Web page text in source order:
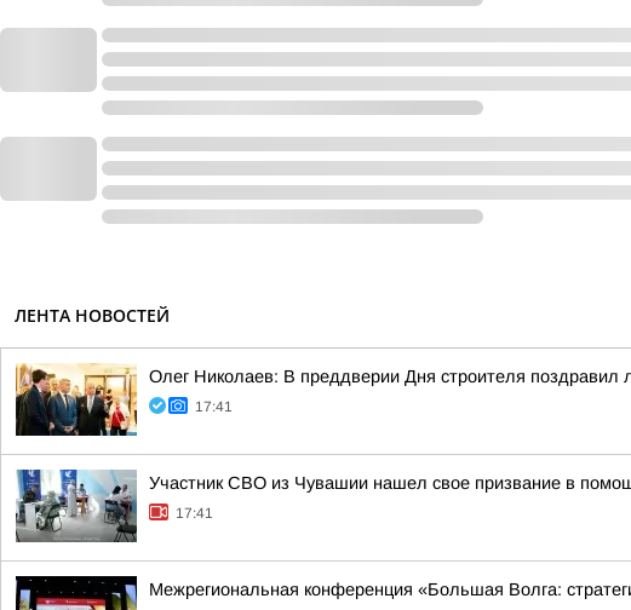
ЛЕНТА НОВОСТЕЙ
Олег Николаев: В преддверии Дня строителя
17:41
Участник СВО из Чувашии нашел свое призвание в
17:41
Межрегиональная конференция «Большая Волга: